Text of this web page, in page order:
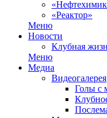
«Реактор»
Меню
Новости
Клубная
Меню
Медиа
Видеогалерея
Голы с